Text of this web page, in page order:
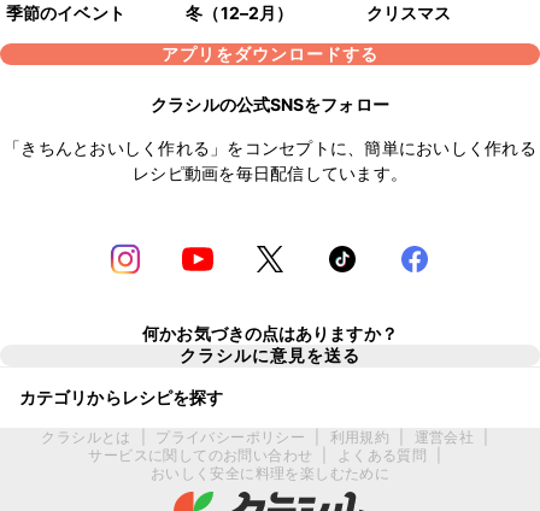
季節のイベント 冬（12–2月）
クリスマス
アプリをダウンロードする
クラシルの公式SNSをフォロー
「きちんとおいしく作れる」をコンセプトに、簡単においしく作れる
レシピ動画を毎日配信しています。
何かお気づきの点はありますか？
クラシルに意見を送る
カテゴリからレシピを探す
クラシルとは プライバシーポリシー 利用規約 運営会社
サービスに関してのお問い合わせ
よくある質問
おいしく安全に料理を楽しむために